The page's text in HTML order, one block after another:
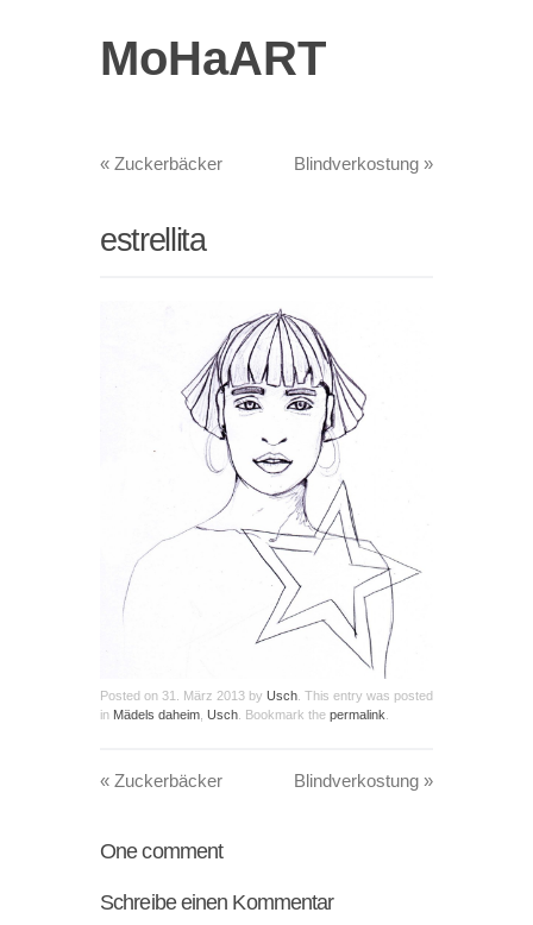
MoHaART
« Zuckerbäcker Blindverkostung »
estrellita
Posted on 31. März 2013 by Usch . This entry was posted
in Mädels daheim Usch . Bookmark the permalink
« Zuckerbäcker Blindverkostung »
Onecomment
Schreibe einen Kommentar